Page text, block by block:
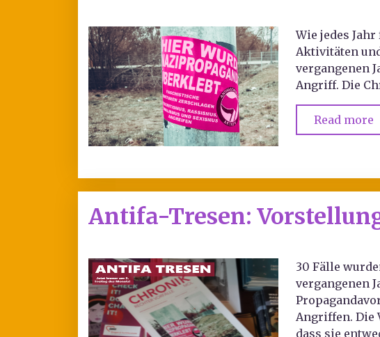
Wie jedes
Aktivitäten
vergangenen
Angriff. Die
Read more
Antifa-Tresen:
30 Fälle
vergangenen
Angriffen. Die
dass sie